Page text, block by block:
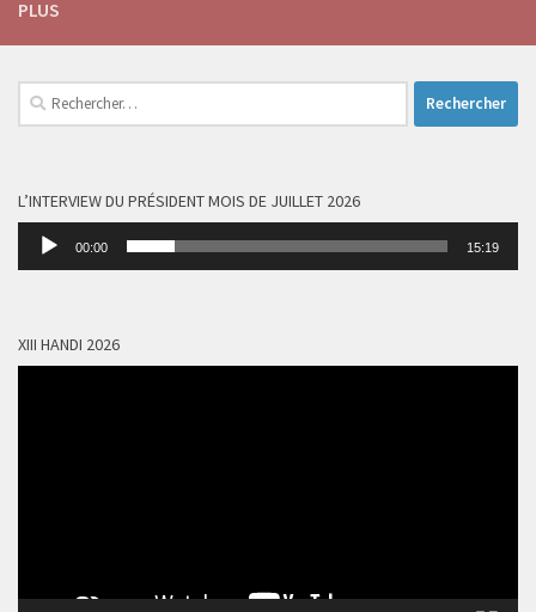
PLUS
Rechercher :
L’INTERVIEW DU PRÉSIDENT MOIS DE JUILLET 2026
Lecteur
00:00 15:19
XIII HANDI 2026